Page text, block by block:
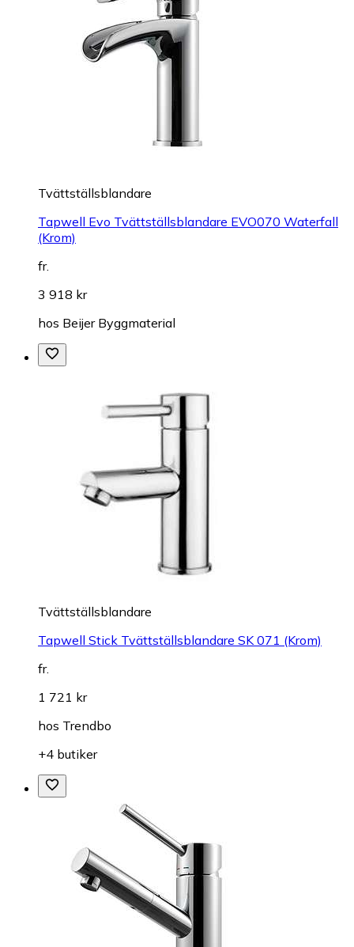
Tvättställsblandare
Tapwell Evo Tvättställsblandare EVO070 Waterfall
(Krom)
fr.
3 918 kr
hos Beijer Byggmaterial
Tvättställsblandare
Tapwell Stick Tvättställsblandare SK 071 (Krom)
fr.
1 721 kr
hos Trendbo
+4 butiker